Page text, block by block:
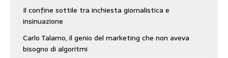
Il confine sottile tra inchiesta giornalistica e
insinuazione
Carlo Talamo, il genio del marketing che non aveva
bisogno di algoritmi